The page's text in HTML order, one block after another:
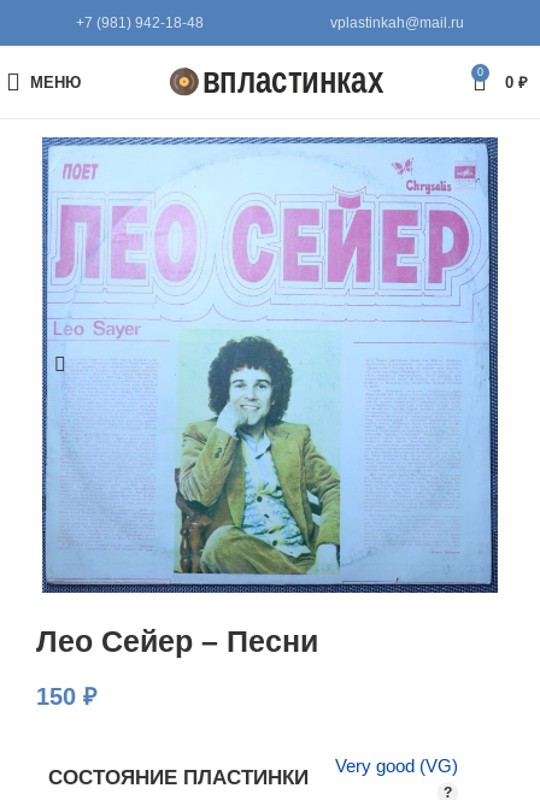
+7 (981) 942-18-48 vplastinkah@mail.ru
МЕНЮ
0
0 ₽
Лео Сейер – Песни
150 ₽
СОСТОЯНИЕ ПЛАСТИНКИ
Very good (VG)